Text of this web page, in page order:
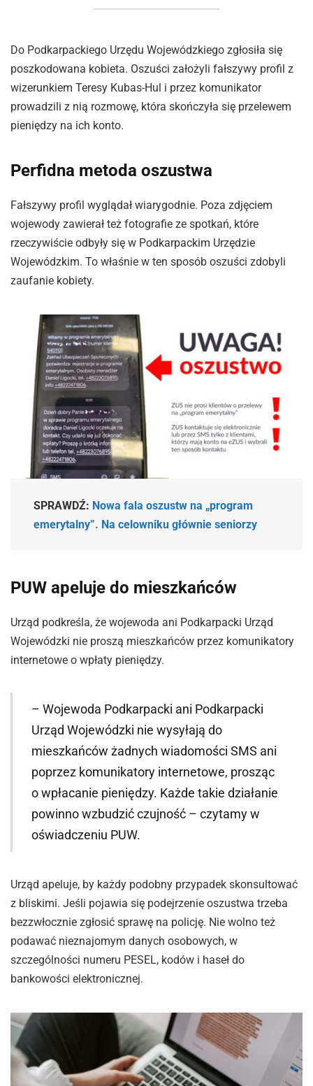
Do Podkarpackiego Urzędu Wojewódzkiego zgłosiła się
poszkodowana kobieta. Oszuści założyli fałszywy profil z
wizerunkiem Teresy Kubas-Hul i przez komunikator
prowadzili z nią rozmowę, która skończyła się przelewem
pieniędzy na ich konto.
Perfidna metoda oszustwa
Fałszywy profil wyglądał wiarygodnie. Poza zdjęciem
wojewody zawierał też fotografie ze spotkań, które
rzeczywiście odbyły się w Podkarpackim Urzędzie
Wojewódzkim. To właśnie w ten sposób oszuści zdobyli
zaufanie kobiety.
SPRAWDŹ: Nowa fala oszustw na „program
emerytalny”. Na celowniku głównie seniorzy
PUW apeluje do mieszkańców
Urząd podkreśla, że wojewoda ani Podkarpacki Urząd
Wojewódzki nie proszą mieszkańców przez komunikatory
internetowe o wpłaty pieniędzy.
– Wojewoda Podkarpacki ani Podkarpacki
Urząd Wojewódzki nie wysyłają do
mieszkańców żadnych wiadomości SMS ani
poprzez komunikatory internetowe, prosząc
o wpłacanie pieniędzy. Każde takie działanie
powinno wzbudzić czujność – czytamy w
oświadczeniu PUW.
Urząd apeluje, by każdy podobny przypadek skonsultować
z bliskimi. Jeśli pojawia się podejrzenie oszustwa trzeba
bezzwłocznie zgłosić sprawę na policję. Nie wolno też
podawać nieznajomym danych osobowych, w
szczególności numeru PESEL, kodów i haseł do
bankowości elektronicznej.